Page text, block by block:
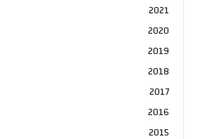
2021
2020
2019
2018
2017
2016
2015